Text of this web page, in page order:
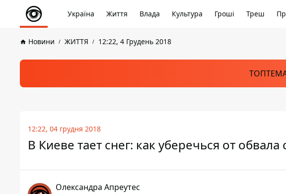
Україна Життя Влада Культура Гроші Треш
Новини ЖИТТЯ 12:22, 4 Грудень 2018
12:22, 04 грудня 2018
В Киеве тает снег: как уберечься от
Олександра Апреутес